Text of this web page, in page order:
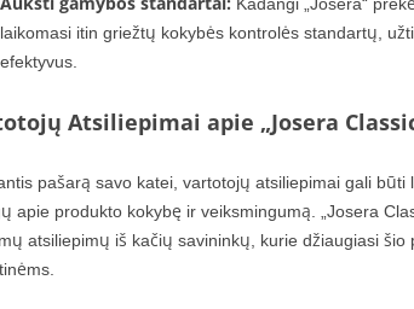
laikomasi itin griežtų kokybės kontrolės standartų,
efektyvus.
Atsiliepimai apie „Josera
pašarą savo katei, vartotojų atsiliepimai gali
apie produkto kokybę ir veiksmingumą. „Josera
atsiliepimų iš kačių savininkų, kurie džiaugiasi šio